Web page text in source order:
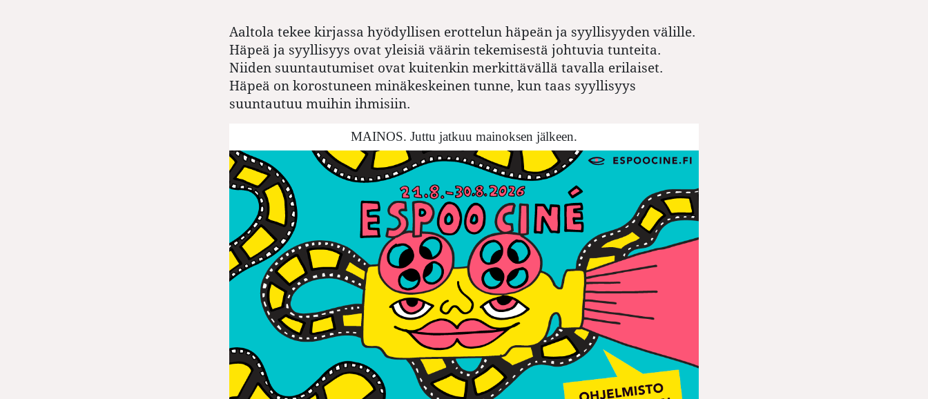
Aaltola tekee kirjassa hyödyllisen erottelun häpeän ja syyllisyyden välille.
Häpeä ja syyllisyys ovat yleisiä väärin tekemisestä johtuvia tunteita.
Niiden suuntautumiset ovat kuitenkin merkittävällä tavalla erilaiset.
Häpeä on korostuneen minäkeskeinen tunne, kun taas syyllisyys
suuntautuu muihin ihmisiin.
MAINOS. Juttu jatkuu mainoksen jälkeen.